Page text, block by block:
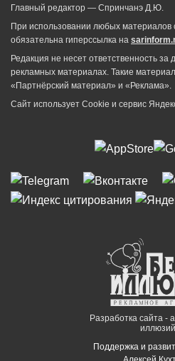
Главный редактор — Спринчанэ Д.Ю.
При использовании любых
обязательна гиперссылка на
Редакция не несет ответственность
рекламных материалах. Такие
«Партнёрский материал» и «Реклама».
Сайт использует Cookie и сервиc
Разработка сайта -
Поддержка и